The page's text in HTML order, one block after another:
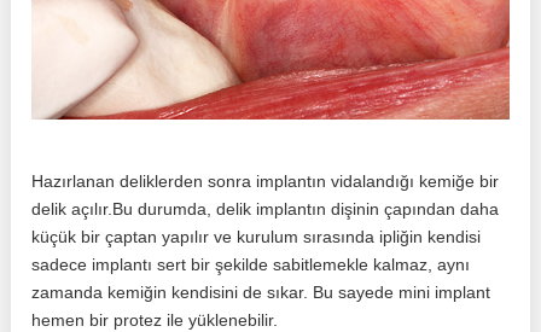
Hazırlanan deliklerden sonra implantın vidalandığı kemiğe bir
delik açılır.Bu durumda, delik implantın dişinin çapından daha
küçük bir çaptan yapılır ve kurulum sırasında ipliğin kendisi
sadece implantı sert bir şekilde sabitlemekle kalmaz, aynı
zamanda kemiğin kendisini de sıkar. Bu sayede mini implant
hemen bir protez ile yüklenebilir.